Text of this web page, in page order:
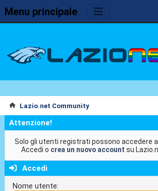
Menu principale
Lazio.net Community
Attenzione!
Solo gli utenti registrati possono accedere
Accedi o crea un nuovo account su
Accedi
Nome utente: